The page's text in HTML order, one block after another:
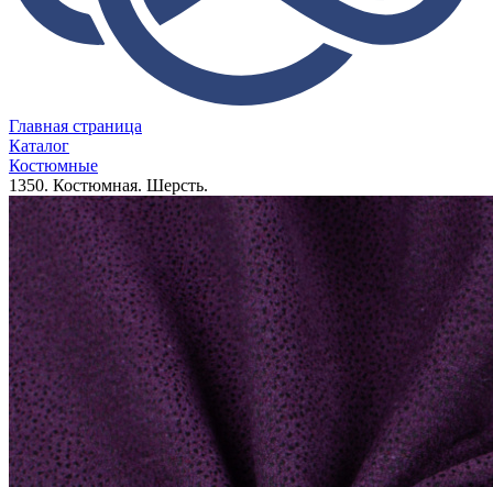
Главная страница
Каталог
Костюмные
1350. Костюмная. Шерсть.